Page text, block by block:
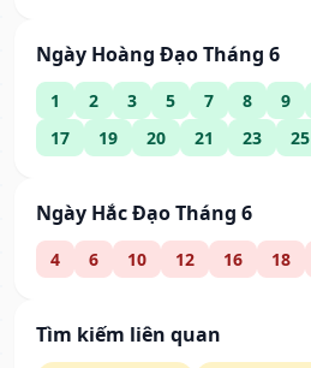
Ngày Hoàng Đạo Tháng 6
1 2 3 5 7 8 9
17
19 20 21 23 25
Ngày Hắc Đạo Tháng 6
4 6 10 12 16 18
Tìm kiếm liên quan